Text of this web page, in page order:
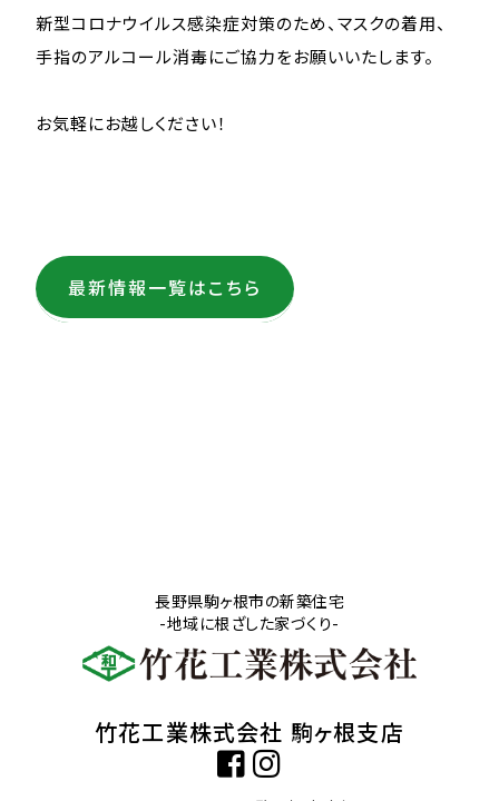
新型コロナウイルス感染症対策のため、マスクの着用、
手指のアルコール消毒にご協力をお願いいたします。
お気軽にお越しください！
最新情報一覧はこちら
長野県駒ヶ根市の新築住宅
-地域に根ざした家づくり-
竹花工業株式会社 駒ヶ根支店